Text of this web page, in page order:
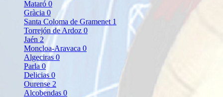
Mataró 0
Gràcia 0
Santa Coloma de Gramenet 1
Torrejón de Ardoz 0
Jaén 2
Moncloa-Aravaca 0
Algeciras 0
Parla 0
Delicias 0
Ourense 2
Alcobendas 0